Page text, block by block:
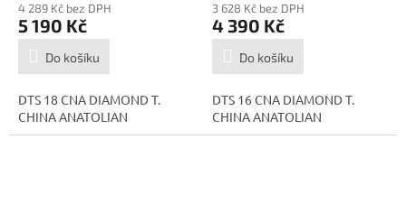
4 289 Kč bez DPH
5 190 Kč
Do košíku
DTS 18 CNA DIAMOND T.
CHINA ANATOLIAN
3 628 Kč bez DPH
4 390 Kč
Do košíku
DTS 16 CNA DIAMOND T.
CHINA ANATOLIAN